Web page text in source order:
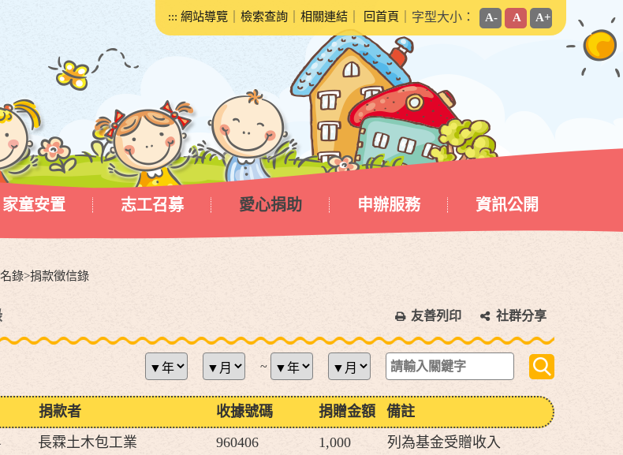
::: 網站導覽 檢索查詢 相關連結 回首頁 ｜字型大小： A- A A+
家童安置 志工召募 愛心捐助 申辦服務 資訊公開
錄>捐款徵信錄
友善列印 社群分享
~
捐款者 收據號碼 捐贈金額
備註
長霖土木包工業 960406 1,000
列為基金受贈收入